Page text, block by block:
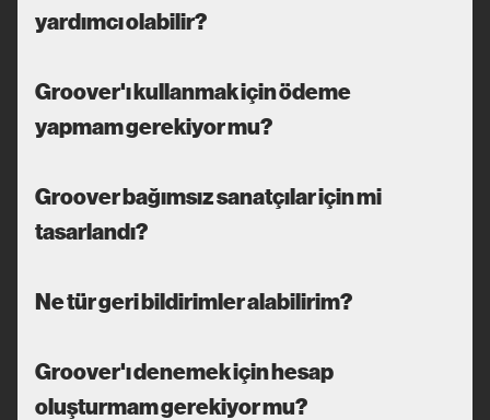
yardımcı olabilir?
Groover'ı kullanmak için ödeme
yapmam gerekiyor mu?
Groover bağımsız sanatçılar için mi
tasarlandı?
Ne tür geri bildirimler alabilirim?
Groover'ı denemek için hesap
oluşturmam gerekiyor mu?